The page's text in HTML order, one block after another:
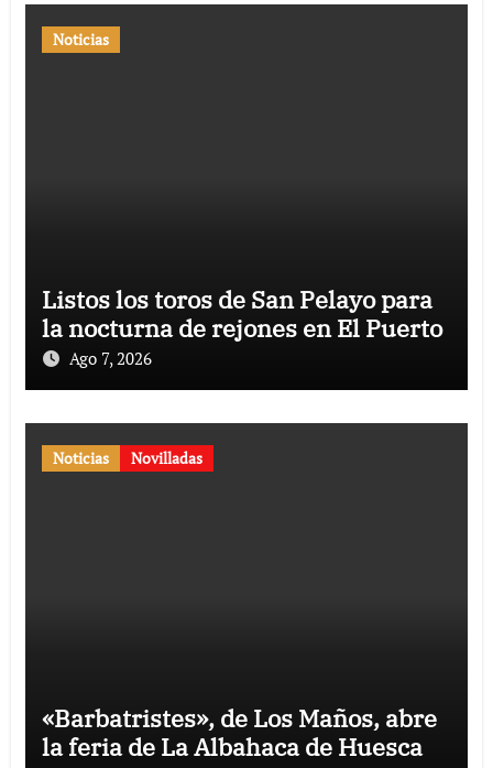
Noticias
Listos los toros de San Pelayo para
la nocturna de rejones en El Puerto
Ago 7, 2026
Noticias Novilladas
«Barbatristes», de Los Maños, abre
la feria de La Albahaca de Huesca